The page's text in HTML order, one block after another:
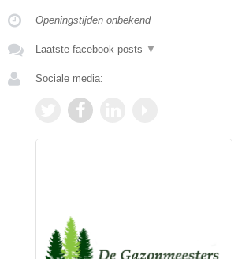
Openingstijden onbekend
Laatste facebook posts ▼
Sociale media: